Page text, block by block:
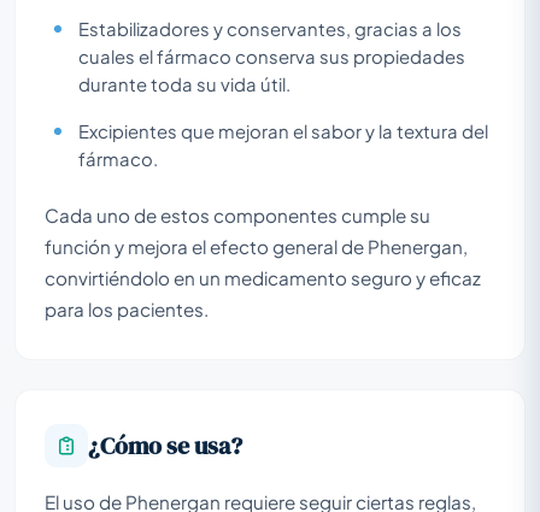
Estabilizadores y conservantes, gracias a los
cuales el fármaco conserva sus propiedades
durante toda su vida útil.
Excipientes que mejoran el sabor y la textura del
fármaco.
Cada uno de estos componentes cumple su
función y mejora el efecto general de Phenergan,
convirtiéndolo en un medicamento seguro y eficaz
para los pacientes.
¿Cómo se usa?
El uso de Phenergan requiere seguir ciertas reglas,